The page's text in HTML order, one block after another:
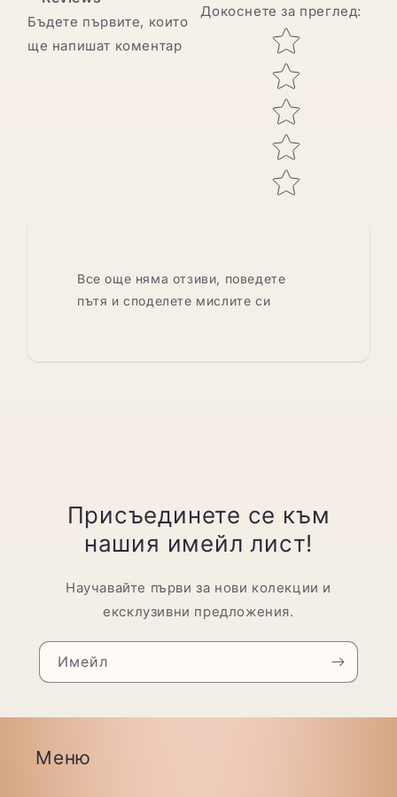
Бъдете първите, които
ще напишат коментар
Докоснете за преглед:
Star rating
Все още няма отзиви, поведете
пътя и споделете мислите си
Присъединете се към
нашия имейл лист!
Научавайте първи за нови колекции и
ексклузивни предложения.
Имейл
Меню